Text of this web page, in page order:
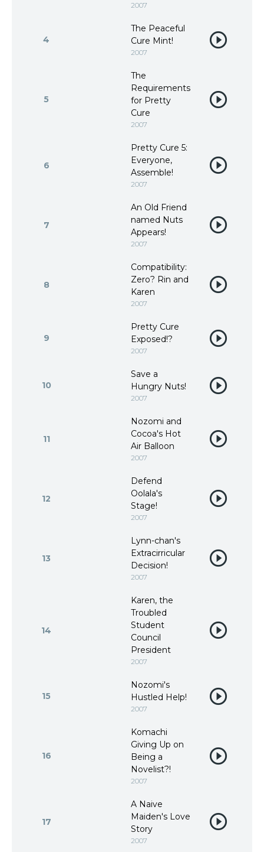
2007
4
The Peaceful
Cure Mint!
2007
5
The
Requirements
for Pretty
Cure
2007
6
Pretty Cure 5:
Everyone,
Assemble!
2007
7
An Old Friend
named Nuts
Appears!
2007
8
Compatibility:
Zero? Rin and
Karen
2007
9
Pretty Cure
Exposed!?
2007
10
Save a
Hungry Nuts!
2007
11
Nozomi and
Cocoa's Hot
Air Balloon
2007
12
Defend
Oolala's
Stage!
2007
13
Lynn-chan's
Extracirricular
Decision!
2007
14
Karen, the
Troubled
Student
Council
President
2007
15
Nozomi's
Hustled Help!
2007
16
Komachi
Giving Up on
Being a
Novelist?!
2007
17
A Naive
Maiden's Love
Story
2007